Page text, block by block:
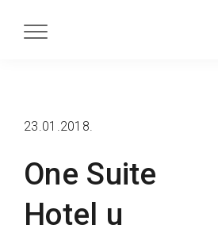
One Suite
Hotel u
23.01.2018.